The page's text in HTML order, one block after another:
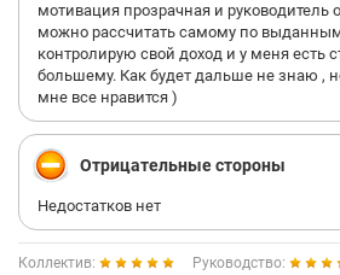
мотивация прозрачная и руководитель
можно рассчитать самому по
контролирую свой доход и у меня есть
большему. Как будет дальше не знаю ,
мне все нравится )
Отрицательные стороны
Недостатков нет
Коллектив:
Руководство: